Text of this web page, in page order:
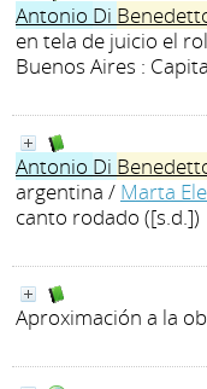
Antonio Di
en tela de juicio el
Buenos Aires :
Antonio Di
argentina / Marta
canto rodado ([s.d.])
Aproximación a la